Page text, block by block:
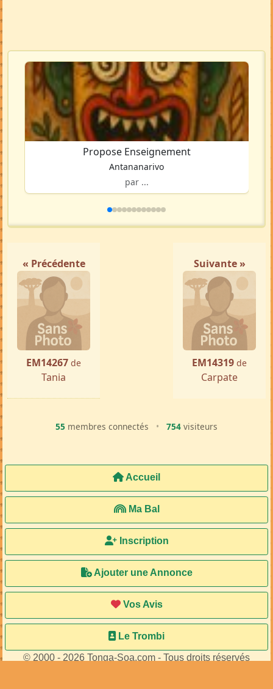
Propose Enseignement
Antananarivo
par ...
« Précédente
EM14267 de
Tania
Suivante »
EM14319 de
Carpate
55 membres connectés • 754 visiteurs
Accueil
Ma Bal
Inscription
Ajouter une Annonce
Vos Avis
Le Trombi
© 2000 - 2026 Tonga-Soa.com - Tous droits réservés